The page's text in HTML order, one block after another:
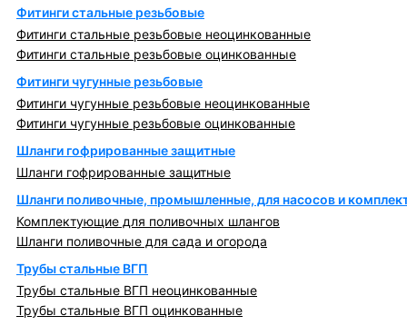
Фитинги стальные резьбовые
Фитинги стальные резьбовые неоцинкованные
Фитинги стальные резьбовые оцинкованные
Фитинги чугунные резьбовые
Фитинги чугунные резьбовые неоцинкованные
Фитинги чугунные резьбовые оцинкованные
Шланги гофрированные защитные
Шланги гофрированные защитные
Шланги поливочные, промышленные, для насосов и
Комплектующие для поливочных шлангов
Шланги поливочные для сада и огорода
Трубы стальные ВГП
Трубы стальные ВГП неоцинкованные
Трубы стальные ВГП оцинкованные